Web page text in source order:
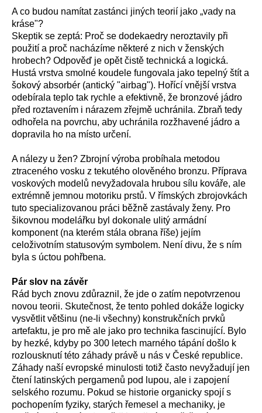
A co budou namítat zastánci jiných teorií jako „vady na
kráse"?
Skeptik se zeptá: Proč se dodekaedry neroztavily při
použití a proč nacházíme některé z nich v ženských
hrobech? Odpověď je opět čistě technická a logická.
Hustá vrstva smolné koudele fungovala jako tepelný štít a
šokový absorbér (antický "airbag"). Hořící vnější vrstva
odebírala teplo tak rychle a efektivně, že bronzové jádro
před roztavením i nárazem zřejmě uchránila. Zbraň tedy
odhořela na povrchu, aby uchránila rozžhavené jádro a
dopravila ho na místo určení.
A nálezy u žen? Zbrojní výroba probíhala metodou
ztraceného vosku z tekutého olověného bronzu. Příprava
voskových modelů nevyžadovala hrubou sílu kováře, ale
extrémně jemnou motoriku prstů. V římských zbrojovkách
tuto specializovanou práci běžně zastávaly ženy. Pro
šikovnou modelářku byl dokonale ulitý armádní
komponent (na kterém stála obrana říše) jejím
celoživotním statusovým symbolem. Není divu, že s ním
byla s úctou pohřbena.
Pár slov na závěr
Rád bych znovu zdůraznil, že jde o zatím nepotvrzenou
novou teorii. Skutečnost, že tento pohled dokáže logicky
vysvětlit většinu (ne-li všechny) konstrukčních prvků
artefaktu, je pro mě ale jako pro technika fascinující. Bylo
by hezké, kdyby po 300 letech marného tápání došlo k
rozlousknutí této záhady právě u nás v České republice.
Záhady naší evropské minulosti totiž často nevyžadují jen
čtení latinských pergamenů pod lupou, ale i zapojení
selského rozumu. Pokud se historie organicky spojí s
pochopením fyziky, starých řemesel a mechaniky, je